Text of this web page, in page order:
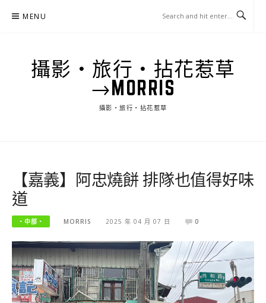
MENU
攝影‧旅行‧拈花惹草
→MORRIS
攝影‧旅行‧拈花惹草
【嘉義】阿忠燒餅 排隊也值得好味
道
‧中部‧ MORRIS 2025 年 04 月 07 日 0